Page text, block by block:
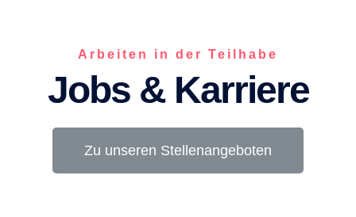
Arbeiten in der Teilhabe
Jobs & Karriere
Zu unseren Stellenangeboten